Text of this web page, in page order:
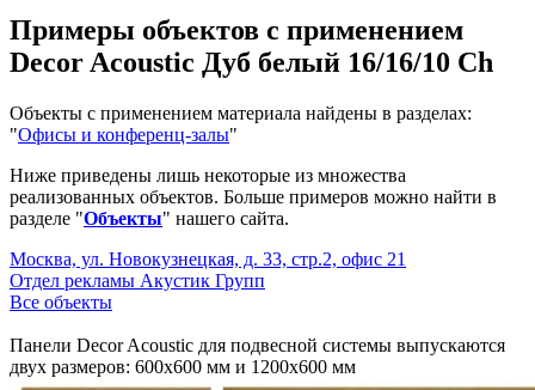
Примеры объектов с применением
Decor Acoustic Дуб белый 16/16/10 Ch
Объекты с применением материала найдены в разделах:
"Офисы и конференц-залы"
Ниже приведены лишь некоторые из множества
реализованных объектов. Больше примеров можно найти в
разделе "Объекты" нашего сайта.
Москва, ул. Новокузнецкая, д. 33, стр.2, офис 21
Отдел рекламы Акустик Групп
Все объекты
Панели Decor Acoustic для подвесной системы выпускаются
двух размеров: 600х600 мм и 1200х600 мм